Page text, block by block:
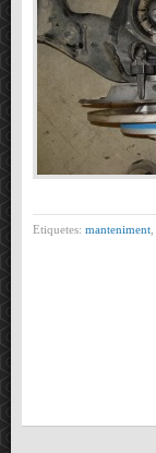
Etiquetes: manteniment